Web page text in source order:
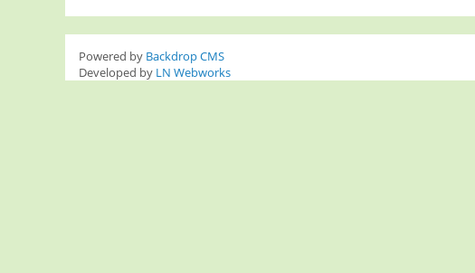
Powered by Backdrop CMS
Developed by LN Webworks